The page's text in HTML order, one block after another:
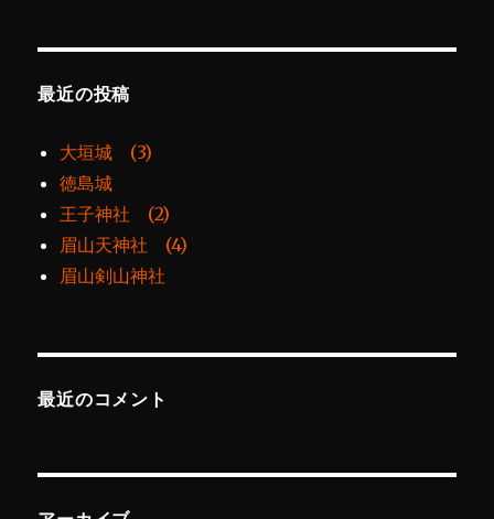
最近の投稿
大垣城 (3)
徳島城
王子神社 (2)
眉山天神社 (4)
眉山剣山神社
最近のコメント